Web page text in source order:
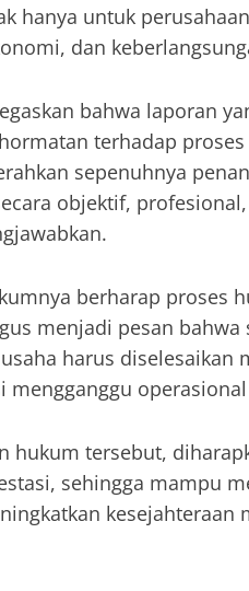
hanya untuk
dan
bahwa laporan
terhadap
sepenuhnya
objektif,
berharap
menjadi pesan
harus
mengganggu
hukum tersebut,
sehingga mampu
kesejahteraan